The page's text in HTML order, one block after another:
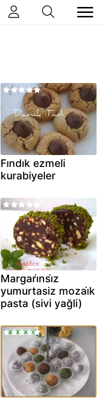
Fındık ezmeli
kurabiyeler
Margari̇nsi̇z
yumurtasiz mozai̇k
pasta (sivi yağli)